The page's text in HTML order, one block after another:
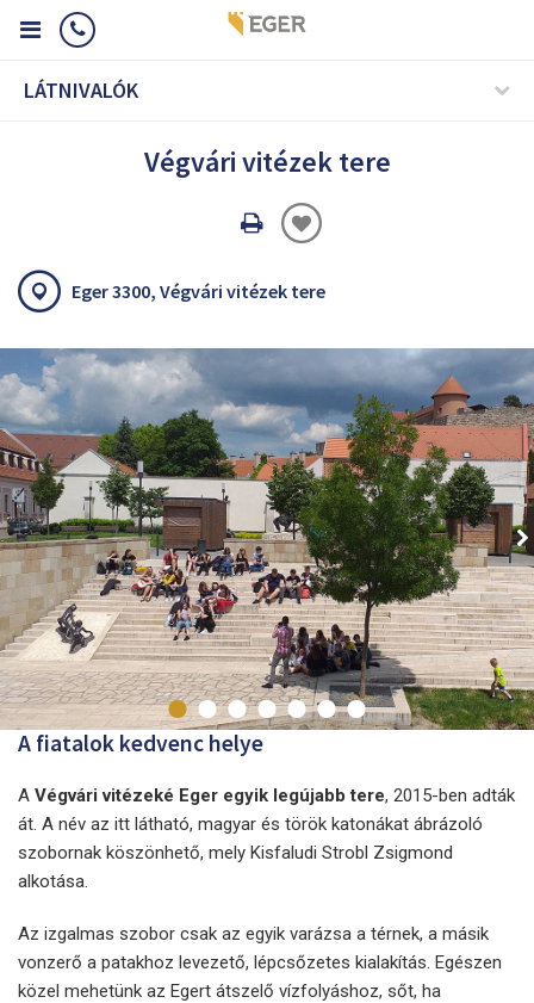
LÁTNIVALÓK
Végvári vitézek tere
Oldal
Eger 3300, Végvári vitézek tere
A fiatalok kedvenc helye
A Végvári vitézeké Eger egyik legújabb tere, 2015-ben adták
át. A név az itt látható, magyar és török katonákat ábrázoló
szobornak köszönhető, mely Kisfaludi Strobl Zsigmond
alkotása.
Az izgalmas szobor csak az egyik varázsa a térnek, a másik
vonzerő a patakhoz levezető, lépcsőzetes kialakítás. Egészen
közel mehetünk az Egert átszelő vízfolyáshoz, sőt, ha